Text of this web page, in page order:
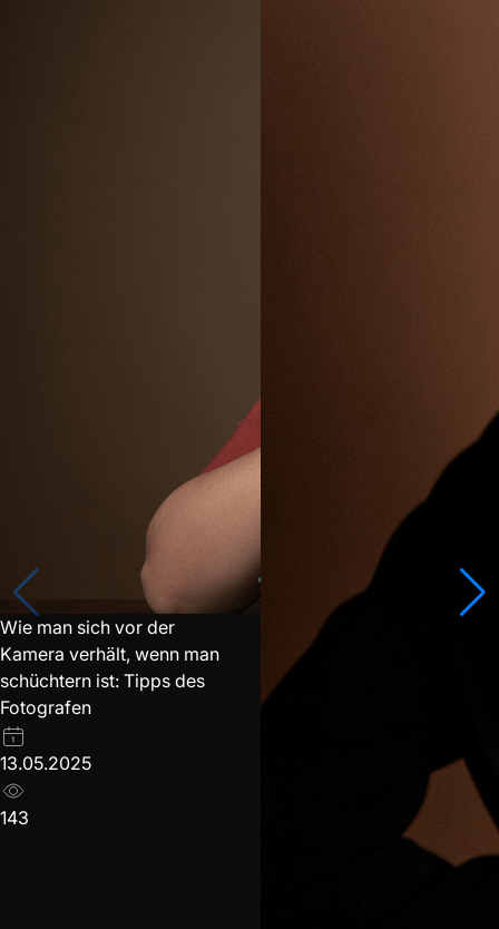
Wie man sich vor der
Kamera verhält, wenn man
schüchtern ist: Tipps des
Fotografen
13.05.2025
143